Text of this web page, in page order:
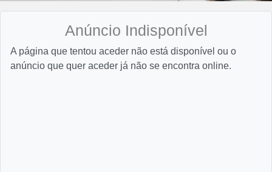
Anúncio Indisponível
A página que tentou aceder não está disponível ou o
anúncio que quer aceder já não se encontra online.